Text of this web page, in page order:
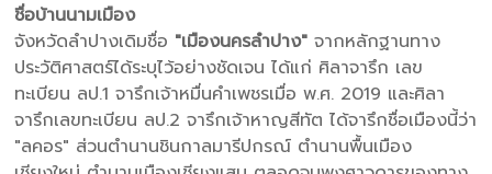
ชื่อบ้านนามเมือง
จังหวัดลำปางเดิมชื่อ "เมืองนครลำปาง" จากหลักฐานทาง
ประวัติศาสตร์ได้ระบุไว้อย่างชัดเจน ได้แก่ ศิลาจารึก เลข
ทะเบียน ลป.1 จารึกเจ้าหมื่นคำเพชรเมื่อ พ.ศ. 2019 และศิลา
จารึกเลขทะเบียน ลป.2 จารึกเจ้าหาญสีทัต ได้จารึกชื่อเมืองนี้ว่า
"ลคอร" ส่วนตำนานชินกาลมารีปกรณ์ ตำนานพื้นเมือง